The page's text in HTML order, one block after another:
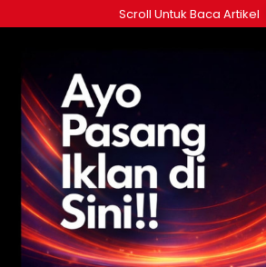
ke
Scroll Untuk Baca Artikel